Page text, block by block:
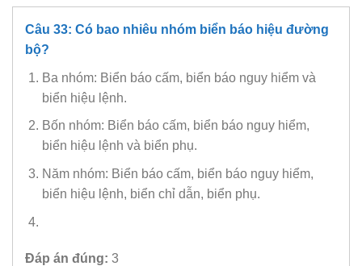
Câu 33: Có bao nhiêu nhóm biển báo hiệu đường
bộ?
Ba nhóm: Biển báo cấm, biển báo nguy hiểm và
biển hiệu lệnh.
Bốn nhóm: Biển báo cấm, biển báo nguy hiểm,
biển hiệu lệnh và biển phụ.
Năm nhóm: Biển báo cấm, biển báo nguy hiểm,
biển hiệu lệnh, biển chỉ dẫn, biển phụ.
Đáp án đúng: 3